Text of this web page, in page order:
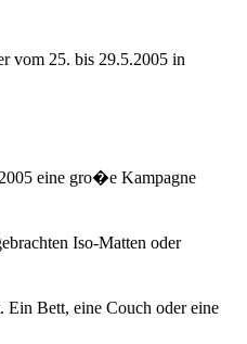
vom 25. bis 29.5.2005 in
eine gro�e Kampagne
Iso-Matten oder
Bett, eine Couch oder eine